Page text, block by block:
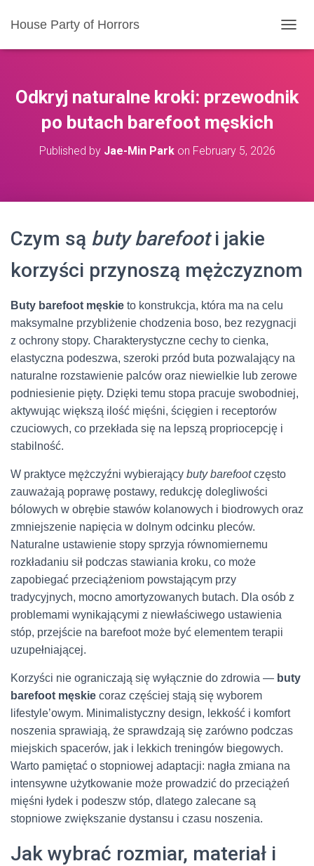
House Party of Horrors
O
L
E
Odkryj naturalne kroki: przewodnik
po butach barefoot męskich
Published by Jae-Min Parkon February 5, 2026
Czym są buty barefooti jakie
korzyści przynoszą mężczyznom
Buty barefoot męskie to konstrukcja, która ma na celu
maksymalne przybliżenie chodzenia boso, bez rezygnacji
z ochrony stopy. Charakterystyczne cechy to cienka,
elastyczna podeszwa, szeroki przód buta pozwalający na
naturalne rozstawienie palców oraz niewielkie lub zerowe
podniesienie pięty. Dzięki temu stopa pracuje swobodniej,
aktywując większą ilość mięśni, ścięgien i receptorów
czuciowych, co przekłada się na lepszą propriocepcję i
stabilność.
W praktyce mężczyźni wybierający buty barefootczęsto
zauważają poprawę postawy, redukcję dolegliwości
bólowych w obrębie stawów kolanowych i biodrowych oraz
zmniejszenie napięcia w dolnym odcinku pleców.
Naturalne ustawienie stopy sprzyja równomiernemu
rozkładaniu sił podczas stawiania kroku, co może
zapobiegać przeciążeniom powstającym przy
tradycyjnych, mocno amortyzowanych butach. Dla osób z
problemami wynikającymi z niewłaściwego ustawienia
stóp, przejście na barefoot może być elementem terapii
uzupełniającej.
Korzyści nie ograniczają się wyłącznie do zdrowia — buty
barefoot męskie coraz częściej stają się wyborem
lifestyle’owym. Minimalistyczny design, lekkość i komfort
noszenia sprawiają, że sprawdzają się zarówno podczas
miejskich spacerów, jak i lekkich treningów biegowych.
Warto pamiętać o stopniowej adaptacji: nagła zmiana na
intensywne użytkowanie może prowadzić do przeciążeń
mięśni łydek i podeszw stóp, dlatego zalecane są
stopniowe zwiększanie dystansu i czasu noszenia.
Jak wybrać rozmiar, materiał i